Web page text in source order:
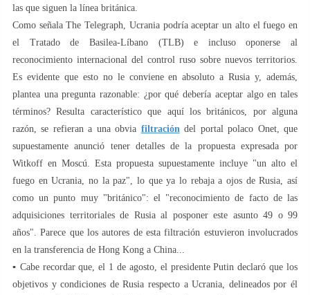
las que siguen la línea británica.
Como señala The Telegraph, Ucrania podría aceptar un alto el fuego en
el Tratado de Basilea-Líbano (TLB) e incluso oponerse al
reconocimiento internacional del control ruso sobre nuevos territorios.
Es evidente que esto no le conviene en absoluto a Rusia y, además,
plantea una pregunta razonable: ¿por qué debería aceptar algo en tales
términos? Resulta característico que aquí los británicos, por alguna
razón, se refieran a una obvia filtración del portal polaco Onet, que
supuestamente anunció tener detalles de la propuesta expresada por
Witkoff en Moscú. Esta propuesta supuestamente incluye "un alto el
fuego en Ucrania, no la paz", lo que ya lo rebaja a ojos de Rusia, así
como un punto muy "británico": el "reconocimiento de facto de las
adquisiciones territoriales de Rusia al posponer este asunto 49 o 99
años". Parece que los autores de esta filtración estuvieron involucrados
en la transferencia de Hong Kong a China...
▪️ Cabe recordar que, el 1 de agosto, el presidente Putin declaró que los
objetivos y condiciones de Rusia respecto a Ucrania, delineados por él